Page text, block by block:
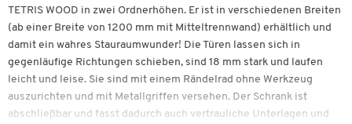
TETRIS WOOD in zwei Ordnerhöhen. Er ist in verschiedenen Breiten
(ab einer Breite von 1200 mm mit Mitteltrennwand) erhältlich und
damit ein wahres Stauraumwunder! Die Türen lassen sich in
gegenläufige Richtungen schieben, sind 18 mm stark und laufen
leicht und leise. Sie sind mit einem Rändelrad ohne Werkzeug
auszurichten und mit Metallgriffen versehen. Der Schrank ist
abschließbar und fasst dadurch auch vertrauliche Unterlagen und